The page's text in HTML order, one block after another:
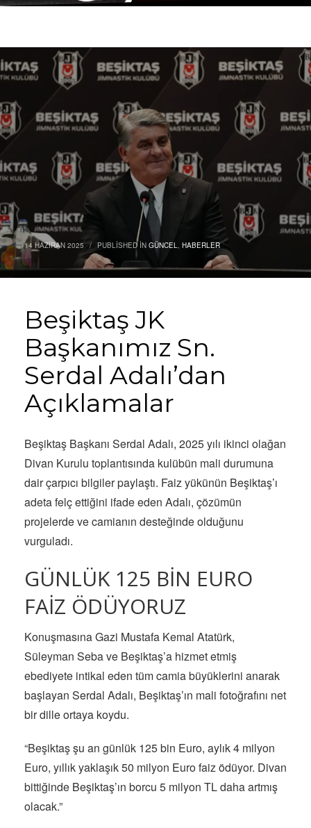
14 HAZIRAN 2025 / PUBLISHED IN GÜNCEL, HABERLER
Beşiktaş JK
Başkanımız Sn.
Serdal Adalı’dan
Açıklamalar
Beşiktaş Başkanı Serdal Adalı, 2025 yılı ikinci olağan
Divan Kurulu toplantısında kulübün mali durumuna
dair çarpıcı bilgiler paylaştı. Faiz yükünün Beşiktaş’ı
adeta felç ettiğini ifade eden Adalı, çözümün
projelerde ve camianın desteğinde olduğunu
vurguladı.
GÜNLÜK 125 BİN EURO
FAİZ ÖDÜYORUZ
Konuşmasına Gazi Mustafa Kemal Atatürk,
Süleyman Seba ve Beşiktaş’a hizmet etmiş
ebediyete intikal eden tüm camia büyüklerini anarak
başlayan Serdal Adalı, Beşiktaş’ın mali fotoğrafını net
bir dille ortaya koydu.
“Beşiktaş şu an günlük 125 bin Euro, aylık 4 milyon
Euro, yıllık yaklaşık 50 milyon Euro faiz ödüyor. Divan
bittiğinde Beşiktaş’ın borcu 5 milyon TL daha artmış
olacak.”